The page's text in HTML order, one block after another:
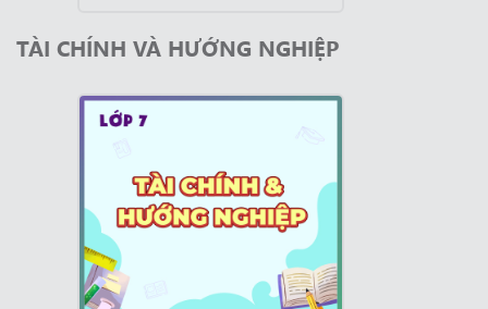
TÀI CHÍNH VÀ HƯỚNG NGHIỆP